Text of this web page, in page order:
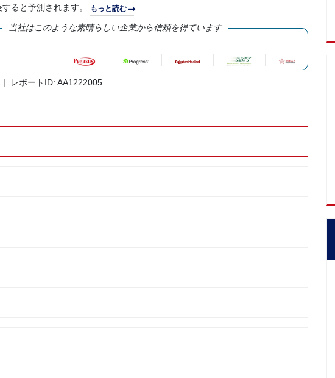
ると予測されます。
もっと読む
当社はこのような素晴らしい企業から信頼を得ています
| レポートID: AA1222005